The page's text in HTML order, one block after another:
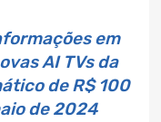
em
AI TVs da
de R$ 100
de 2024